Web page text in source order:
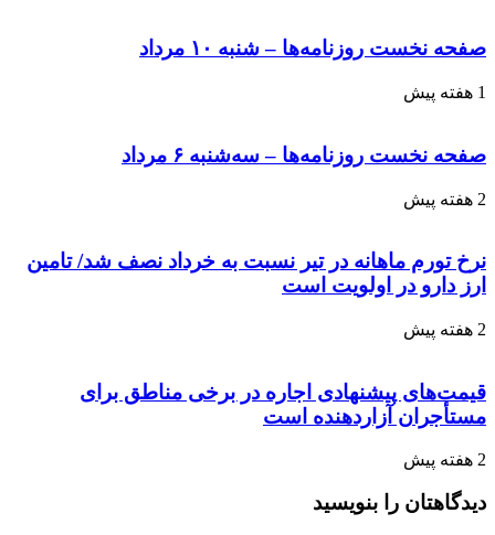
صفحه نخست روزنامه‌ها – شنبه ۱۰ مرداد
1 هفته پیش
صفحه نخست روزنامه‌ها – سه‌شنبه ۶ مرداد
2 هفته پیش
نرخ تورم ماهانه در تیر نسبت به خرداد نصف شد/ تامین
ارز دارو در اولویت است
2 هفته پیش
قیمت‌های پیشنهادی اجاره در برخی مناطق برای
مستأجران آزاردهنده است
2 هفته پیش
دیدگاهتان را بنویسید